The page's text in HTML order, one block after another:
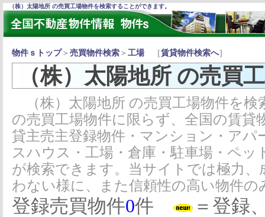
（株）太陽地所 の売買工場物件を検索することができます。
物件ｓトップ＞ 売買物件検索 ＞ 工場 ［賃貸物件検索へ］
（株）太陽地所 の売買
（株）太陽地所 の売買工場物件を
の売買工場物件に限らず、全国の賃貸
貸主売主登録物件・マンション・アパ
スハウス・工場・倉庫・駐車場・ペ
が検索できます。当サイトでは極力
わない様に、また信頼性の高い物件
登録売買物件0件
＝登録